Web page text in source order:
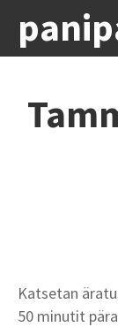
Katsetan
50 minutit